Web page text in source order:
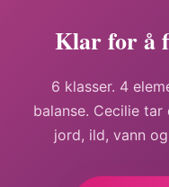
Klar for å
6 klasser. 4
balanse. Cecilie
jord, ild, vann